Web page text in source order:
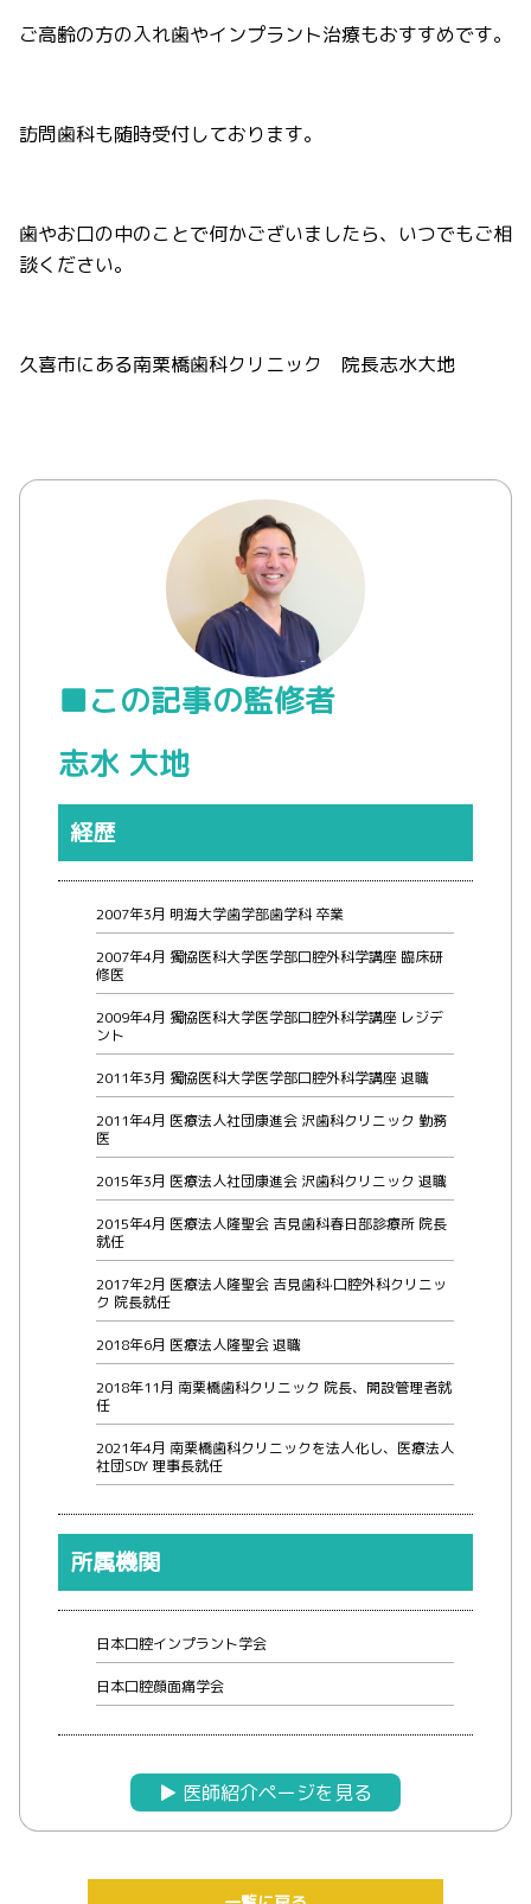
ご高齢の方の入れ歯やインプラント治療もおすすめです。
訪問歯科も随時受付しております。
歯やお口の中のことで何かございましたら、いつでもご相
談ください。
久喜市にある南栗橋歯科クリニック 院長志水大地
■この記事の監修者
志水 大地
経歴
2007年3月 明海大学歯学部歯学科 卒業
2007年4月 獨協医科大学医学部口腔外科学講座 臨床研
修医
2009年4月 獨協医科大学医学部口腔外科学講座 レジデ
ント
2011年3月 獨協医科大学医学部口腔外科学講座 退職
2011年4月 医療法人社団康進会 沢歯科クリニック 勤務
医
2015年3月 医療法人社団康進会 沢歯科クリニック 退職
2015年4月 医療法人隆聖会 吉見歯科春日部診療所 院長
就任
2017年2月 医療法人隆聖会 吉見歯科·口腔外科クリニッ
ク 院長就任
2018年6月 医療法人隆聖会 退職
2018年11月 南栗橋歯科クリニック 院長、開設管理者就
任
2021年4月 南栗橋歯科クリニックを法人化し、医療法人
社団SDY 理事長就任
所属機関
日本口腔インプラント学会
日本口腔顔面痛学会
▶︎ 医師紹介ページを見る